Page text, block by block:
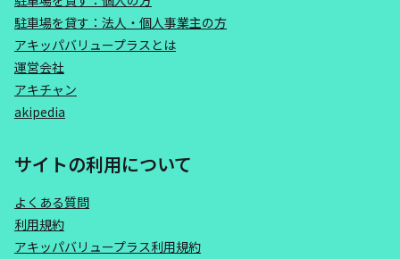
駐車場を貸す：法人・個人事業主の方
アキッパバリュープラスとは
運営会社
アキチャン
akipedia
サイトの利用について
よくある質問
利用規約
アキッパバリュープラス利用規約